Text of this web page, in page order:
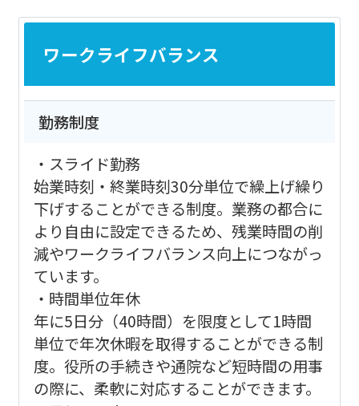
ワークライフバランス
勤務制度
・スライド勤務
始業時刻・終業時刻30分単位で繰上げ繰り
下げすることができる制度。業務の都合に
より自由に設定できるため、残業時間の削
減やワークライフバランス向上につながっ
ています。
・時間単位年休
年に5日分（40時間）を限度として1時間
単位で年次休暇を取得することができる制
度。役所の手続きや通院など短時間の用事
の際に、柔軟に対応することができます。